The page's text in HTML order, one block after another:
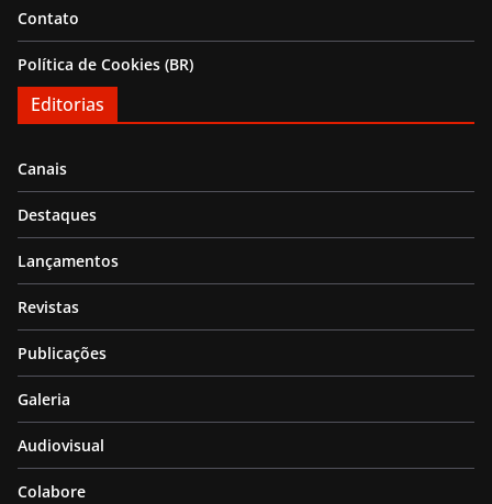
Contato
Política de Cookies (BR)
Editorias
Canais
Destaques
Lançamentos
Revistas
Publicações
Galeria
Audiovisual
Colabore